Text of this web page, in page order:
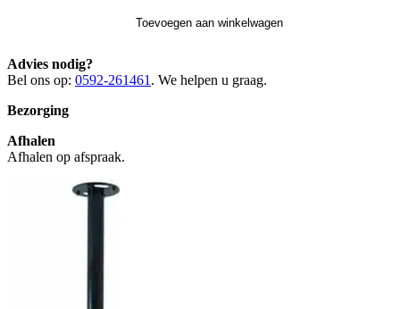
Toevoegen aan winkelwagen
Advies nodig?
Bel ons op: 0592-261461 . We helpen u graag.
Bezorging
Afhalen
Afhalen op afspraak.